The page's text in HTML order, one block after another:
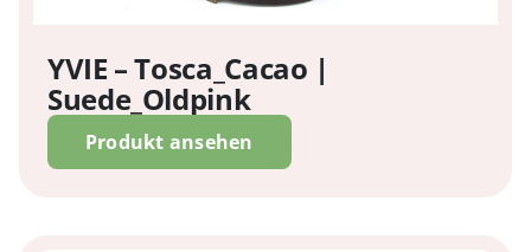
YVIE – Tosca_Cacao |
Suede_Oldpink
Produkt ansehen